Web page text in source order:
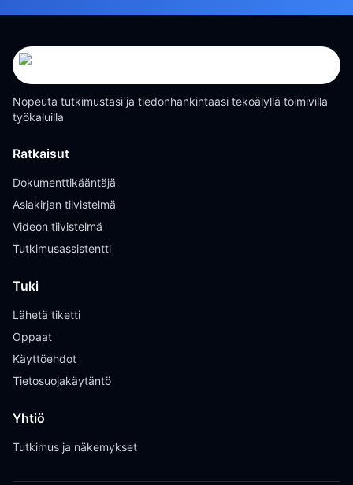
Nopeuta tutkimustasi ja tiedonhankintaasi tekoälyllä toimivilla
työkaluilla
Ratkaisut
Dokumenttikääntäjä
Asiakirjan tiivistelmä
Videon tiivistelmä
Tutkimusassistentti
Tuki
Lähetä tiketti
Oppaat
Käyttöehdot
Tietosuojakäytäntö
Yhtiö
Tutkimus ja näkemykset